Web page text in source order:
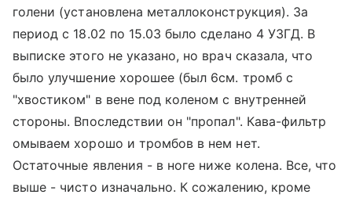
голени (установлена металлоконструкция). За
период с 18.02 по 15.03 было сделано 4 УЗГД. В
выписке этого не указано, но врач сказала, что
было улучшение хорошее (был 6см. тромб с
"хвостиком" в вене под коленом с внутренней
стороны. Впоследствии он "пропал". Кава-фильтр
омываем хорошо и тромбов в нем нет.
Остаточные явления - в ноге ниже колена. Все, что
выше - чисто изначально. К сожалению, кроме